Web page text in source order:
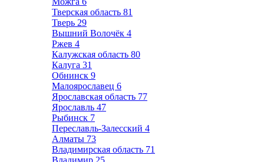
Тверская область 81
Тверь 29
Вышний Волочёк 4
Ржев 4
Калужская область 80
Калуга 31
Обнинск 9
Малоярославец 6
Ярославская область 77
Ярославль 47
Рыбинск 7
Переславль-Залесский 4
Алматы 73
Владимирская область 71
Владимир 25